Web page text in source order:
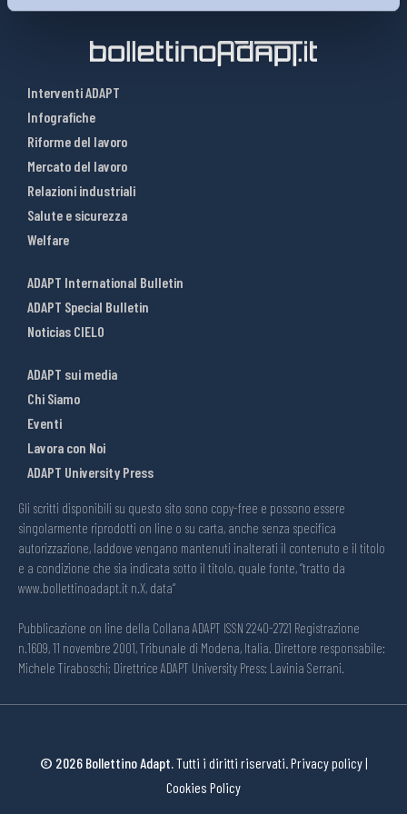
Interventi ADAPT
Infografiche
Riforme del lavoro
Mercato del lavoro
Relazioni industriali
Salute e sicurezza
Welfare
ADAPT International Bulletin
ADAPT Special Bulletin
Noticias CIELO
ADAPT sui media
Chi Siamo
Eventi
Lavora con Noi
ADAPT University Press
Gli scritti disponibili su questo sito sono copy-free e possono essere
singolarmente riprodotti on line o su carta, anche senza specifica
autorizzazione, laddove vengano mantenuti inalterati il contenuto e il titolo
e a condizione che sia indicata sotto il titolo, quale fonte, “tratto da
www.bollettinoadapt.it n.X, data“
Pubblicazione on line della Collana ADAPT ISSN 2240-2721 Registrazione
n.1609, 11 novembre 2001, Tribunale di Modena, Italia. Direttore responsabile:
Michele Tiraboschi; Direttrice ADAPT University Press: Lavinia Serrani.
© 2026 Bollettino Adapt.Tutti i diritti riservati.Privacy policy|
Cookies Policy